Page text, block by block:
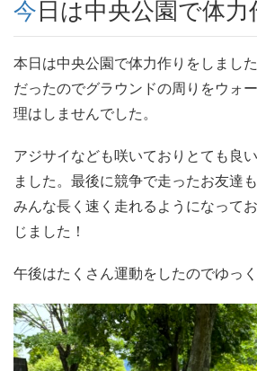
今日は中央公園で体
本日は中央公園で体力作りをしまし
だったのでグラウンドの周りをウォ
理はしませんでした。
アジサイなども咲いておりとても良
ました。最後に競争で走ったお友達
みんな長く速く走れるようになって
じました！
午後はたくさん運動をしたのでゆっ